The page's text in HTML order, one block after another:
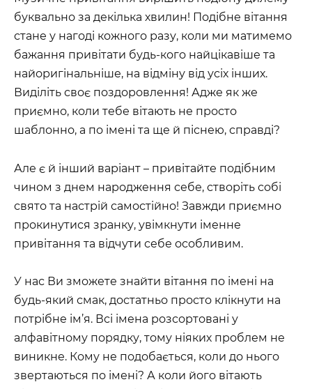
буквально за декілька хвилин! Подібне вітання
стане у нагоді кожного разу, коли ми матимемо
бажання привітати будь-кого найцікавіше та
найоригінальніше, на відміну від усіх інших.
Виділіть своє поздоровлення! Адже як же
приємно, коли тебе вітають не просто
шаблонно, а по імені та ще й піснею, справді?
Але є й інший варіант – привітайте подібним
чином з днем народження себе, створіть собі
свято та настрій самостійно! Завжди приємно
прокинутися зранку, увімкнути іменне
привітання та відчути себе особливим.
У нас Ви зможете знайти вітання по імені на
будь-який смак, достатньо просто клікнути на
потрібне ім’я. Всі імена розсортовані у
алфавітному порядку, тому ніяких проблем не
виникне. Кому не подобається, коли до нього
звертаються по імені? А коли його вітають